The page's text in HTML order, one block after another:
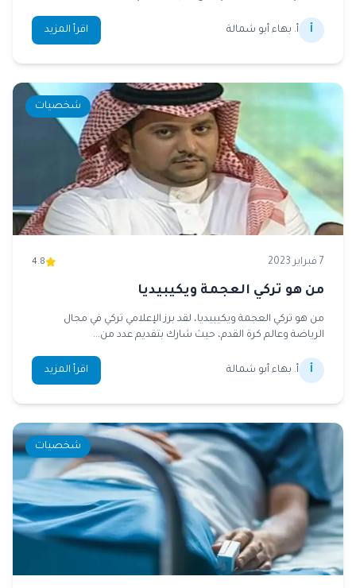
أ أ. بهاء أبو شمالة اقرأ المزيد
شخصيات
7 فبراير 2023 4.8
من هو تركي العجمة ويكيبيديا
من هو تركي العجمة ويكيبيديا، لقد برز الإعلامي تركي في مجال
الرياضة وعالم كرة القدم، حيث شارك بتقديم عدد من...
أ أ. بهاء أبو شمالة اقرأ المزيد
شخصيات